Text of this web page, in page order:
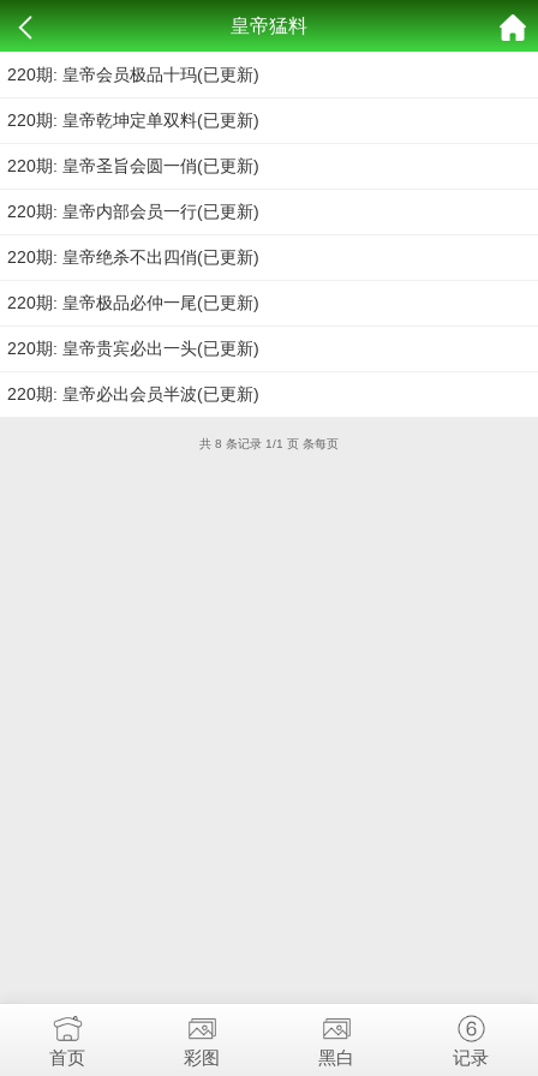
皇帝猛料
220期: 皇帝会员极品十玛(已更新)
220期: 皇帝乾坤定单双料(已更新)
220期: 皇帝圣旨会圆一俏(已更新)
220期: 皇帝内部会员一行(已更新)
220期: 皇帝绝杀不出四俏(已更新)
220期: 皇帝极品必仲一尾(已更新)
220期: 皇帝贵宾必出一头(已更新)
220期: 皇帝必出会员半波(已更新)
共 8 条记录 1/1 页 条每页
首页 彩图 黑白 记录